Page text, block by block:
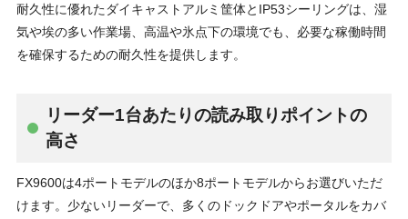
耐久性に優れたダイキャストアルミ筐体とIP53シーリングは、湿
気や埃の多い作業場、高温や氷点下の環境でも、必要な稼働時間
を確保するための耐久性を提供します。
リーダー1台あたりの読み取りポイントの
高さ
FX9600は4ポートモデルのほか8ポートモデルからお選びいただ
けます。少ないリーダーで、多くのドックドアやポータルをカバ